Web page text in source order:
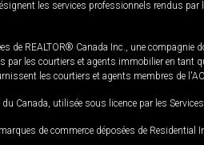
les services professionnels rendus
de REALTOR® Canada Inc., une
les courtiers et agents immobilier en
les courtiers et agents membres de
Canada, utilisée sous licence par les
de commerce déposées de